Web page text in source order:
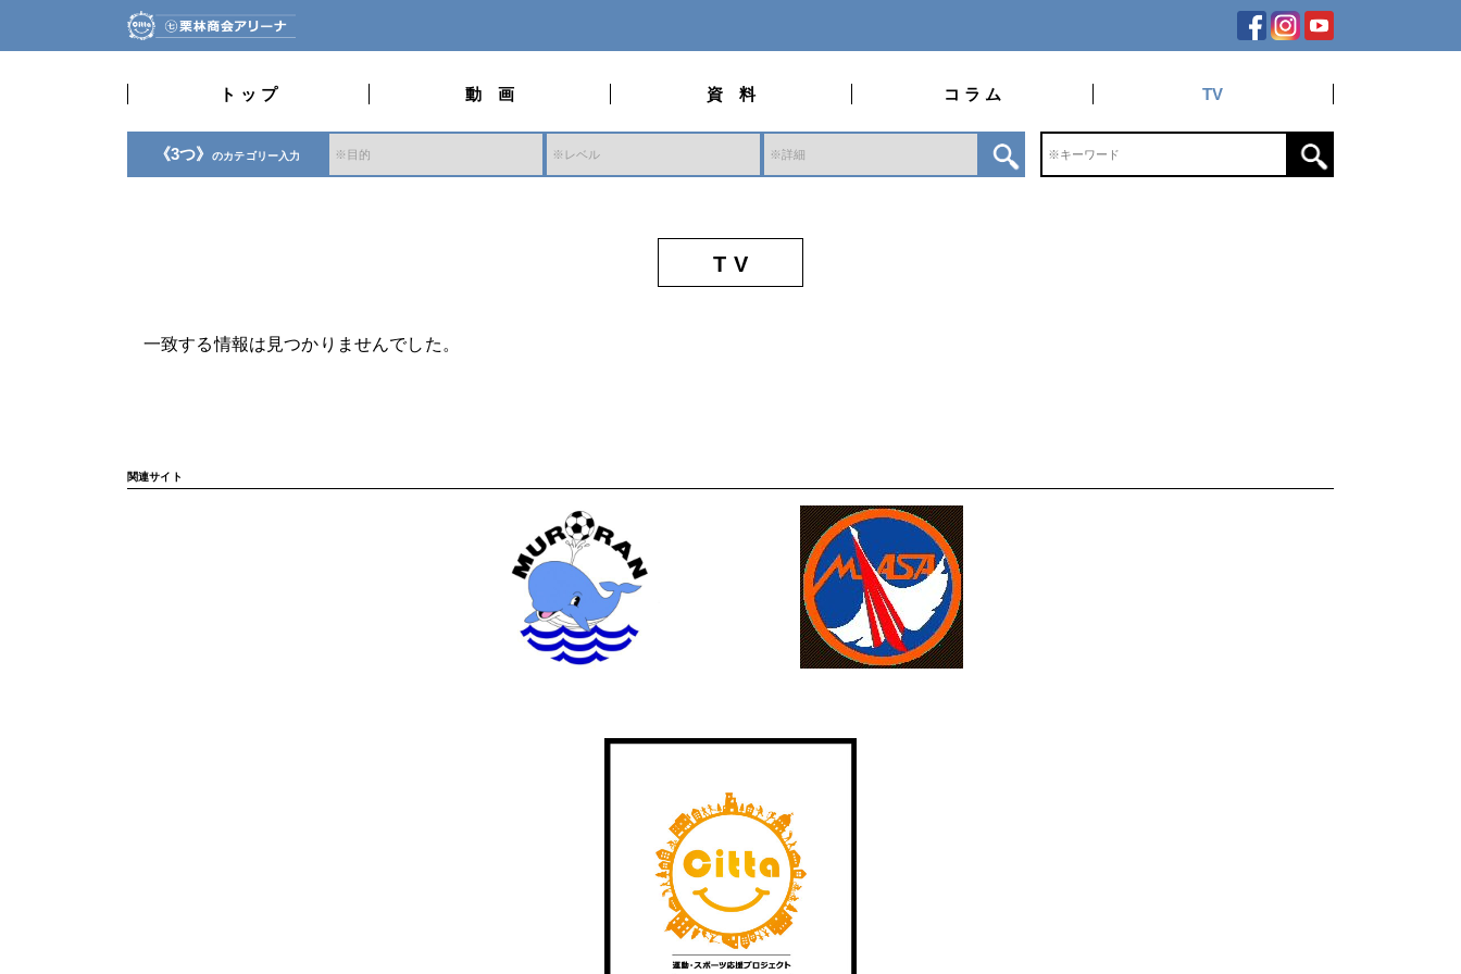
ト ッ プ 動 画 資 料 コ ラ ム TV
《3つ》のカテゴリー入力
T V
一致する情報は見つかりませんでした。
関連サイト